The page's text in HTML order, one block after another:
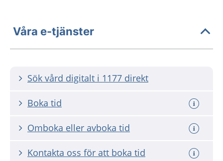
Våra e-tjänster
Sök vård digitalt i 1177 direkt
Boka tid
Omboka eller avboka tid
Kontakta oss för att boka tid